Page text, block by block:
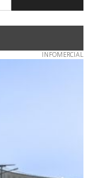
INFOMERCIAL